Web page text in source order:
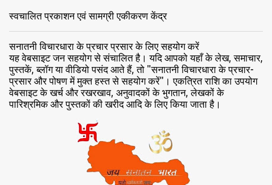
स्वचालित प्रकाशन एवं सामग्री एकीकरण केंद्र
सनातनी विचारधारा के प्रचार प्रसार के लिए सहयोग करें
यह वेबसाइट जन सहयोग से संचालित है। यदि आपको यहाँ के लेख, समाचार,
पुस्तकें, ब्लॉग या वीडियो पसंद आते हैं, तो "सनातनी विचारधारा के प्रचार-
प्रसार और पोषण में मुक्त हस्त से सहयोग करें"। एकत्रित राशि का उपयोग
वेबसाइट के खर्च और रखरखाव, अनुवादकों के भुगतान, लेखकों के
पारिश्रमिक और पुस्तकों की खरीद आदि के लिए किया जाता है।